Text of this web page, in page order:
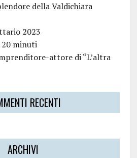
della Valdichiara
2023
20 minuti
attore di “L’altra
RECENTI
ARCHIVI